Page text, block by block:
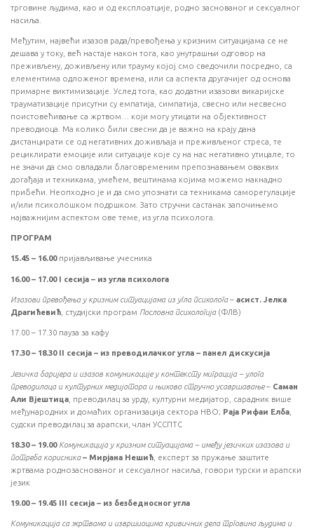
трговине људима, као и од експлоатције, родно заснованог и сексуалног
насиља.
Међутим, највећи изазов рада/превођења у кризним ситуацијама се не
дешава у току, већ настаје након тога, као унутрашњи одговор на
преживљену, доживљену или трауму којој смо сведочили посредно, са
елементима одложеног времена, или са аспекта другачијег од основа
примарне виктимизације. Услед тога, као додатни изазови викаријске
трауматизације присутни су емпатија, симпатија, свесно или несвесно
поистовећивање са жртвом… који могу утицати на објективност
преводиоца. Ма колико били свесни да је важно на крају дана
дистанцирати се од негативних доживљаја и преживљеног стреса, те
рециклирати емоције или ситуације које су на нас негативно утицале, то
не значи да смо овладали благовременим препознавањем оваквих
догађаја и техникама, умећем, вештинама којима можемо накнадно
прибећи. Неопходно је и да смо упознати са техникама саморегулације
и/или психолошком подршком. Зато стручни састанак започињемо
најважнијим аспектом ове теме, из угла психолога.
ПРОГРАМ
15.45 – 16.00пријављивање учесника
16.00 – 17.00 I сесија – из угла психолога
Изазови превођења у кризним ситуацијама из угла психолога– асист. Јелка
Драгићевић , студијски програм Пословна психологија(ФЛВ)
17.00 – 17.30 пауза за кафу
17.30 – 18.30 сесија – из преводилачког угла – панел дискусија
Језичка баријера и изазов комуникације у контексту миграција – улога
преводилаца и културних медијатора и њихово стручно усавршавање– Саман
Али Вјештица , преводилац за урду, културни медијатор, сарадник више
међународних и домаћих организација сектора НВО; Раја Рифаи Елба
судски преводилац за арапски, члан УССПТС
18.30 – 19.00 Комуникација у кризним ситуацијама – имеђу језичких изазова и
потреба корисника– Мирјана Нешић , експерт за пружање заштите
жртвама роднозаснованог и сексуалног насиља, говори турски и арапски
језик
19.00 – 19.45 III сесија – из безбедносног угла
Комуникација са жртвама и извршиоцима кривичних дела трговина људима и